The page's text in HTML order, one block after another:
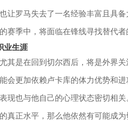
让罗马失去了一名经验丰富且具
赛季中，将面临在锋线寻找替代者
业生涯
其是在回到切尔西后，将是外界
会更加依赖卢卡库的体力优势和
现也与他自己的心理状态密切相
真正水平，那么他依然有可能成为